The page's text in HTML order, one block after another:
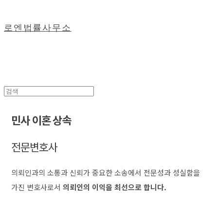
로엔법률사무소
민사 이혼 상속
전문변호사
의뢰인과의 소통과 신뢰가 중요한 소송에서 전문성과 성실함을
가진 변호사로서 의뢰인의 이익을 최선으로 합니다.